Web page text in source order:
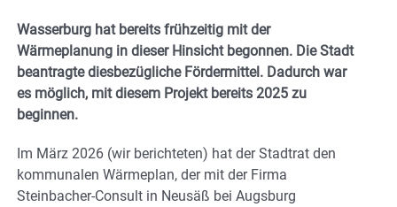
Wasserburg hat bereits frühzeitig mit der
Wärmeplanung in dieser Hinsicht begonnen. Die Stadt
beantragte diesbezügliche Fördermittel. Dadurch war
es möglich, mit diesem Projekt bereits 2025 zu
beginnen.
Im März 2026 (wir berichteten) hat der Stadtrat den
kommunalen Wärmeplan, der mit der Firma
Steinbacher-Consult in Neusäß bei Augsburg